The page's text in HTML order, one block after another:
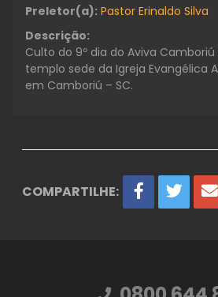
Preletor(a): Pastor Erinaldo Silva
Descrição:
Culto do 9º dia do Aviva
templo sede da Igreja Evangélica
em Camboriú – SC.
COMPARTILHE: